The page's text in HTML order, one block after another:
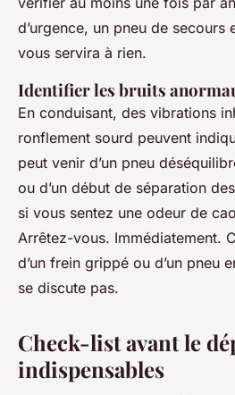
d’urgence, un pneu de secours
vous servira à rien.
Identifier les bruits
En conduisant, des vibrations
ronflement sourd peuvent
peut venir d’un pneu
ou d’un début de séparation
si vous sentez une odeur de
Arrêtez-vous. Immédiatement.
d’un frein grippé ou d’un pneu
se discute pas.
Check-list avant le
indispensables